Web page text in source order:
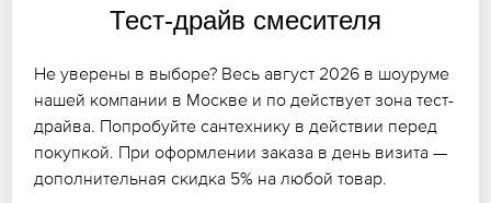
Тест-драйв смесителя
Не уверены в выборе? Весь август 2026 в шоуруме
нашей компании в Москве и по действует зона тест-
драйва. Попробуйте сантехнику в действии перед
покупкой. При оформлении заказа в день визита —
дополнительная скидка 5% на любой товар.